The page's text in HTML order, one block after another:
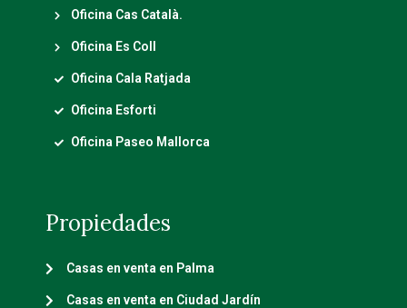
Oficina Cas Català.
Oficina Es Coll
Oficina Cala Ratjada
Oficina Esforti
Oficina Paseo Mallorca
Propiedades
Casas en venta en Palma
Casas en venta en Ciudad Jardín